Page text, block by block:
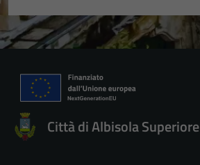
Città di Albisola Superiore